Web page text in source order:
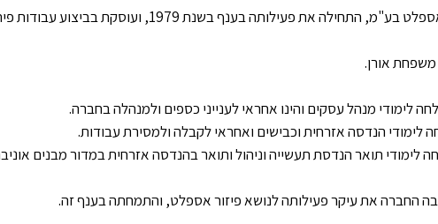
את פעילותה בענף בשנת 1979, ועוסקת בביצוע עבודות פיתוח ואספלט.
אורן.
החברה את עיקר פעילותה לנושא פיזור אספלט, והתמחתה בענף זה.